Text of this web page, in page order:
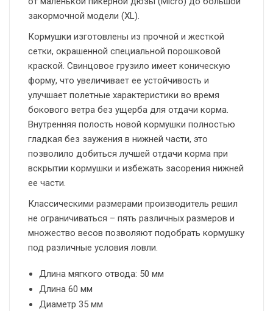
закормочной модели (XL).
Кормушки изготовлены из прочной и жесткой
сетки, окрашенной специальной порошковой
краской. Свинцовое грузило имеет коническую
форму, что увеличивает ее устойчивость и
улучшает полетные характеристики во время
бокового ветра без ущерба для отдачи корма.
Внутренняя полость новой кормушки полностью
гладкая без заужения в нижней части, это
позволило добиться лучшей отдачи корма при
вскрытии кормушки и избежать засорения нижней
ее части.
Классическими размерами производитель решил
не ограничиваться – пять различных размеров и
множество весов позволяют подобрать кормушку
под различные условия ловли.
Длина мягкого отвода: 50 мм
Длина 60 мм
Диаметр 35 мм